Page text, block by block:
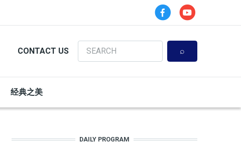
CONTACT US
Search
经典之美
DAILY PROGRAM